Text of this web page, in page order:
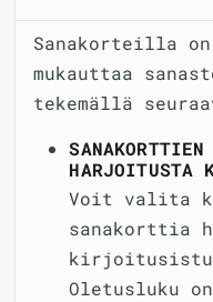
Sanakorteilla
mukauttaa
tekemällä
HARJOITUSTA
Voit valita
sanakorttia
Oletusluku on